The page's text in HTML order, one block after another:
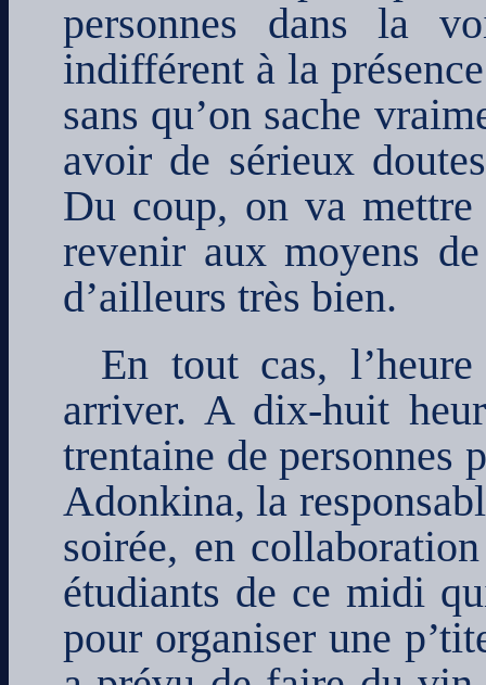
personnes dans la
indifférent à la
sans qu’on sache
avoir de sérieux
Du coup, on va
revenir aux moyens
d’ailleurs très bien.
En tout cas,
arriver. A dix-huit
trentaine de personnes
Adonkina, la
soirée, en
étudiants de ce midi
pour organiser une